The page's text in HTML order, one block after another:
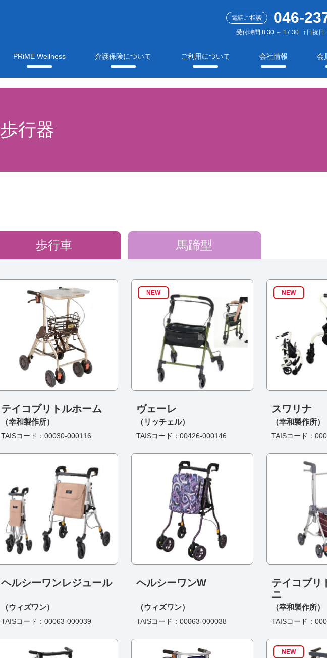
電話ご相談 046-
受付時間 8:30 ～ 17:30 （日祝日
PRiME Wellness 介護保険について ご利用について 会社情報 会
歩行器
歩行車 馬蹄型
テイコブリトルホーム
（幸和製作所）
TAISコード：00030-000116
NEW
ヴェーレ
（リッチェル）
TAISコード：00426-000146
NEW
スワリナ
（幸和製作所）
TAISコード：
ヘルシーワンレジュール
（ウィズワン）
TAISコード：00063-000039
ヘルシーワンW
（ウィズワン）
TAISコード：00063-000038
テイコブリ
ニ
（幸和製作所）
TAISコード：
NEW